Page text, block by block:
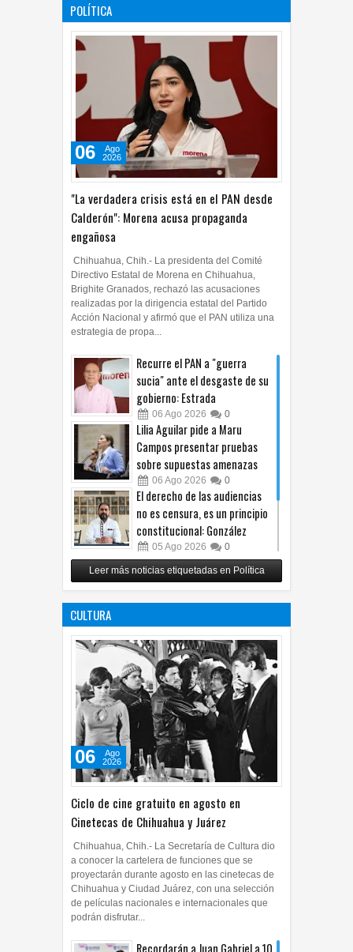
POLÍTICA
"La verdadera crisis está en el PAN desde
Calderón": Morena acusa propaganda
engañosa
06
Ago
2026
Chihuahua, Chih.- La presidenta del Comité
Directivo Estatal de Morena en Chihuahua,
Brighite Granados, rechazó las acusaciones
realizadas por la dirigencia estatal del Partido
Acción Nacional y afirmó que el PAN utiliza una
estrategia de propa...
Recurre el PAN a "guerra
sucia" ante el desgaste de su
gobierno: Estrada
06 Ago 2026 0
Lilia Aguilar pide a Maru
Campos presentar pruebas
sobre supuestas amenazas
06 Ago 2026 0
El derecho de las audiencias
no es censura, es un principio
constitucional: González
05 Ago 2026 0
Relanza Villalobos programa
de afiliación del PRI en
Leer más noticias etiquetadas en Política
CULTURA
Ciclo de cine gratuito en agosto en
Cinetecas de Chihuahua y Juárez
06
Ago
2026
Chihuahua, Chih.- La Secretaría de Cultura dio
a conocer la cartelera de funciones que se
proyectarán durante agosto en las cinetecas de
Chihuahua y Ciudad Juárez, con una selección
de películas nacionales e internacionales que
podrán disfrutar...
Recordarán a Juan Gabriel a 10